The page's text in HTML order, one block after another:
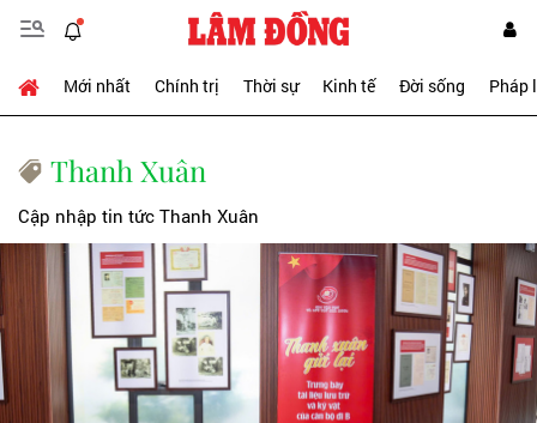
Mới nhất Chính trị Thời sự Kinh tế Đời sống Pháp
Thanh Xuân
Cập nhập tin tức Thanh Xuân